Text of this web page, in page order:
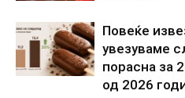
Повеќе
увезуваме
порасна за
од 2026